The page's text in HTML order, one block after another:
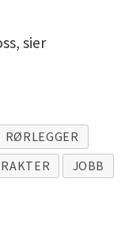
sier
RØRLEGGER
JOBB